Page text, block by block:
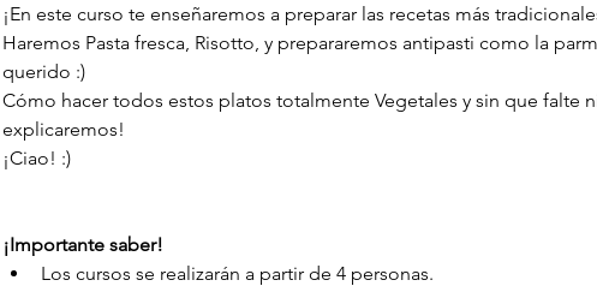
¡En este curso te enseñaremos a preparar las recetas más
Haremos Pasta fresca, Risotto, y prepararemos antipasti como la
querido :)
Cómo hacer todos estos platos totalmente Vegetales y sin que falte
explicaremos!
¡Ciao! :)
¡Importante saber!
Los cursos se realizarán a partir de 4 personas.